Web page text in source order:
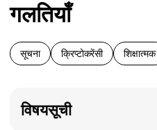
गलतियाँ
सूचना क्रिप्टोकरेंसी शिक्षात्मक
विषयसूची